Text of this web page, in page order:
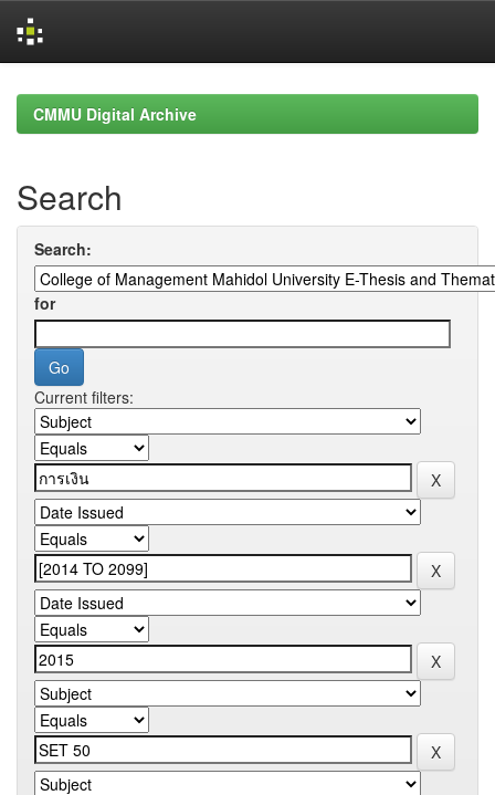
navigationCMMU Digital Archive
Search
Search:
for
Current filters: